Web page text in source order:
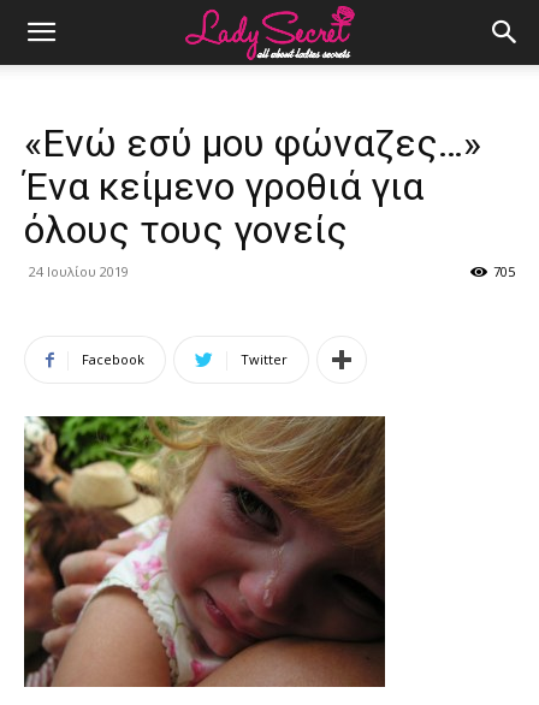
«Ενώ εσύ μου φώναζες…»
Ένα κείμενο γροθιά για
όλους τους γονείς
24 Ιουλίου 2019 705
Facebook Twitter